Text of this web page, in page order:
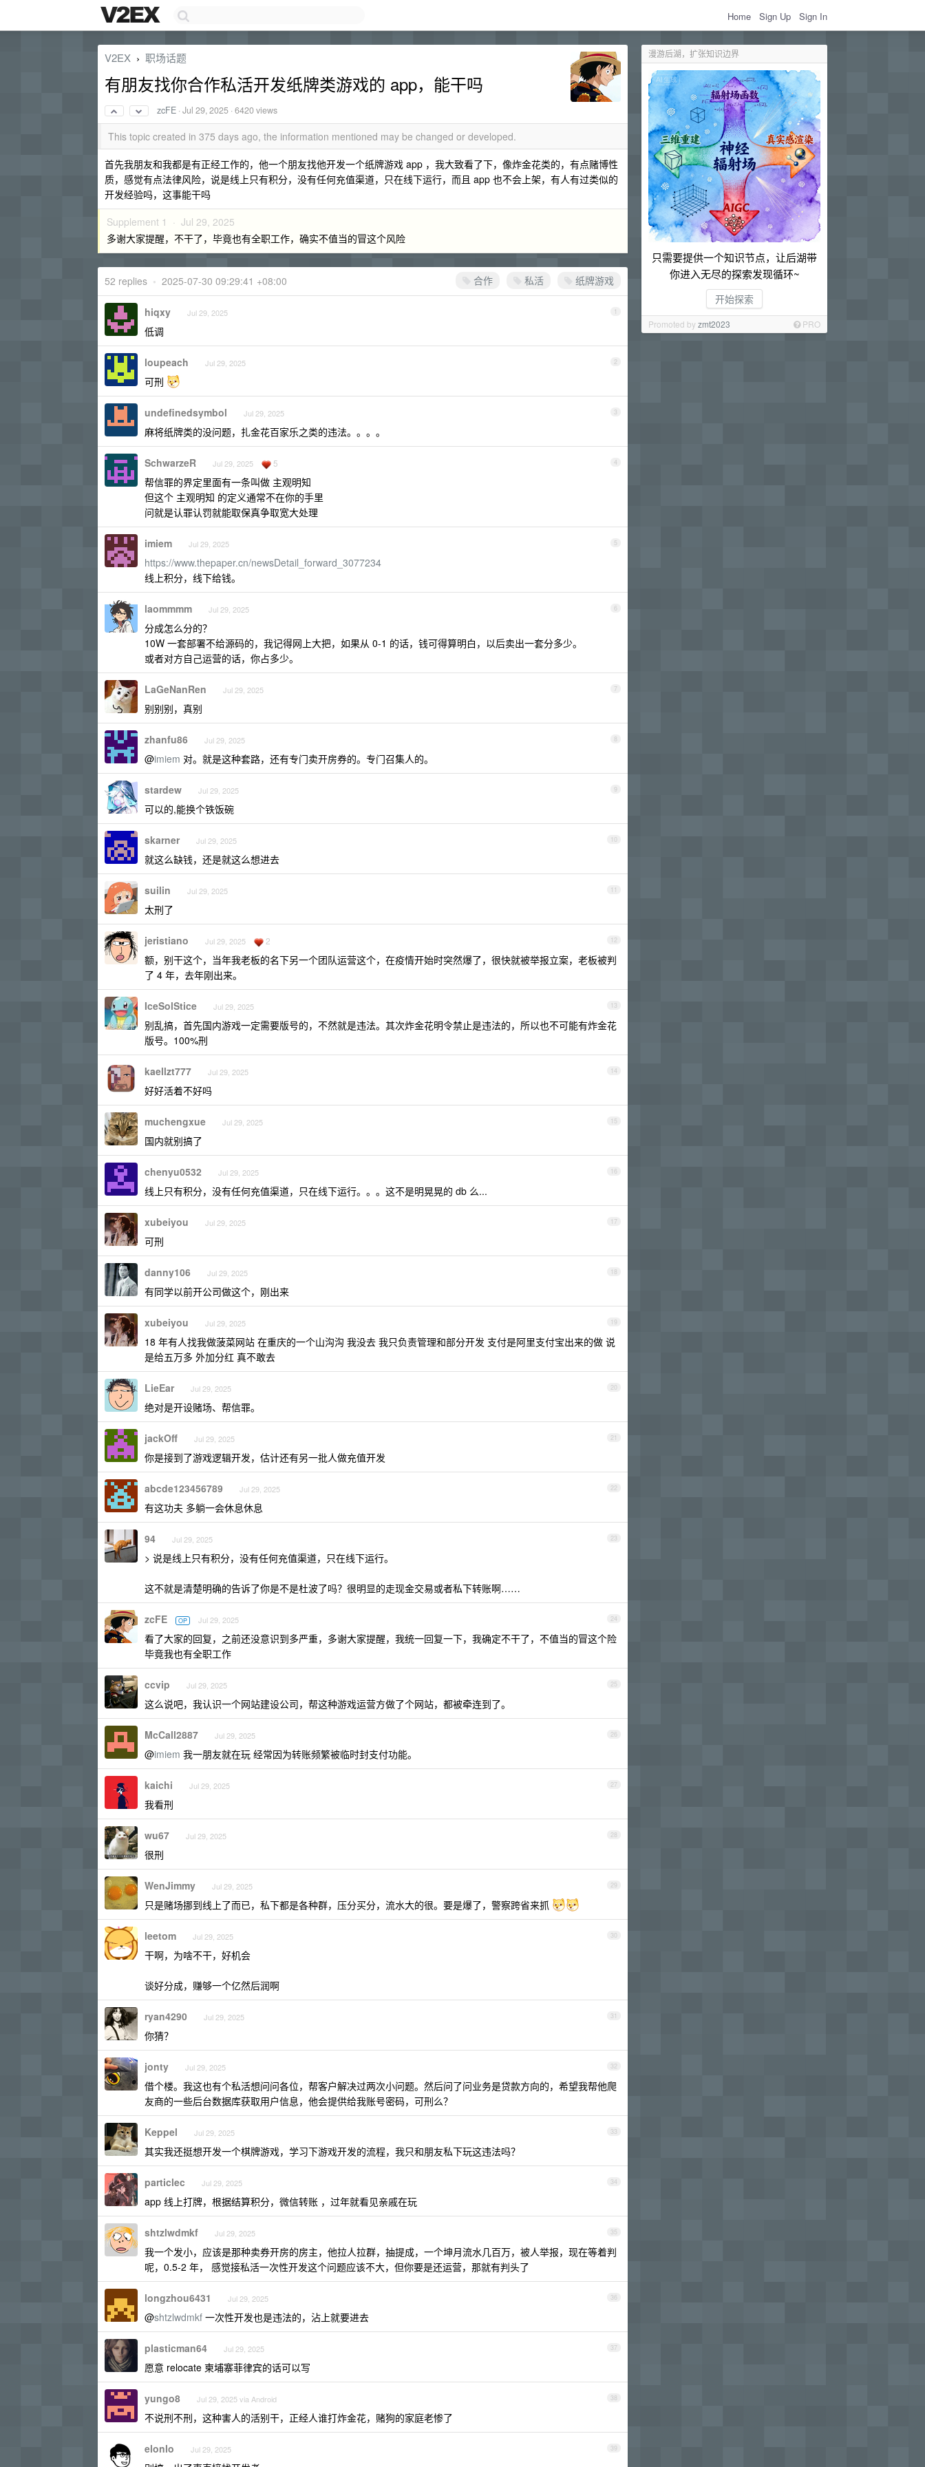
Home Sign Up Sign In
漫游后湖，扩张知识边界
只需要提供一个知识节点，让后湖带
你进入无尽的探索发现循环~
开始探索
Promoted byzmt2023 PRO
V2EX › 职场话题
有朋友找你合作私活开发纸牌类游戏的 app，能干吗
zcFE ·Jul 29, 2025 · 6420 views
This topic created in 375 days ago, the information mentioned may be changed or developed.
首先我朋友和我都是有正经工作的，他一个朋友找他开发一个纸牌游戏 app ，我大致看了下，像炸金花类的，有点赌博性
质，感觉有点法律风险，说是线上只有积分，没有任何充值渠道，只在线下运行，而且 app 也不会上架，有人有过类似的
开发经验吗，这事能干吗
Supplement 1 · Jul 29, 2025
多谢大家提醒，不干了，毕竟也有全职工作，确实不值当的冒这个风险
合作 私活 纸牌游戏
52 replies • 2025-07-30 09:29:41 +08:00
1
hiqxy Jul 29, 2025
低调
2
loupeach Jul 29, 2025
可刑
3
undefinedsymbol Jul 29, 2025
麻将纸牌类的没问题，扎金花百家乐之类的违法。。。。
4
SchwarzeR Jul 29, 2025 5
帮信罪的界定里面有一条叫做 主观明知
但这个 主观明知 的定义通常不在你的手里
问就是认罪认罚就能取保真争取宽大处理
5
imiem Jul 29, 2025
https://www.thepaper.cn/newsDetail_forward_3077234
线上积分，线下给钱。
6
laommmm Jul 29, 2025
分成怎么分的？
10W 一套部署不给源码的，我记得网上大把，如果从 0-1 的话，钱可得算明白，以后卖出一套分多少。
或者对方自己运营的话，你占多少。
7
LaGeNanRen Jul 29, 2025
别别别，真别
8
zhanfu86 Jul 29, 2025
@imiem 对。就是这种套路，还有专门卖开房券的。专门召集人的。
9
stardew Jul 29, 2025
可以的,能换个铁饭碗
10
skarner Jul 29, 2025
就这么缺钱，还是就这么想进去
11
suilin Jul 29, 2025
太刑了
12
jeristiano Jul 29, 2025 2
额，别干这个，当年我老板的名下另一个团队运营这个，在疫情开始时突然爆了，很快就被举报立案，老板被判
了 4 年，去年刚出来。
13
IceSolStice Jul 29, 2025
别乱搞，首先国内游戏一定需要版号的，不然就是违法。其次炸金花明令禁止是违法的，所以也不可能有炸金花
版号。100%刑
14
kaellzt777 Jul 29, 2025
好好活着不好吗
15
muchengxue Jul 29, 2025
国内就别搞了
16
chenyu0532 Jul 29, 2025
线上只有积分，没有任何充值渠道，只在线下运行。。。这不是明晃晃的 db 么...
17
xubeiyou Jul 29, 2025
可刑
18
danny106 Jul 29, 2025
有同学以前开公司做这个，刚出来
19
xubeiyou Jul 29, 2025
18 年有人找我做菠菜网站 在重庆的一个山沟沟 我没去 我只负责管理和部分开发 支付是阿里支付宝出来的做 说
是给五万多 外加分红 真不敢去
20
LieEar Jul 29, 2025
绝对是开设赌场、帮信罪。
21
jackOff Jul 29, 2025
你是接到了游戏逻辑开发，估计还有另一批人做充值开发
22
abcde123456789 Jul 29, 2025
有这功夫 多躺一会休息休息
23
94 Jul 29, 2025
> 说是线上只有积分，没有任何充值渠道，只在线下运行。
这不就是清楚明确的告诉了你是不是杜波了吗？很明显的走现金交易或者私下转账啊……
24
zcFE OP Jul 29, 2025
看了大家的回复，之前还没意识到多严重，多谢大家提醒，我统一回复一下，我确定不干了，不值当的冒这个险
毕竟我也有全职工作
25
ccvip Jul 29, 2025
这么说吧，我认识一个网站建设公司，帮这种游戏运营方做了个网站，都被牵连到了。
26
McCall2887 Jul 29, 2025
@imiem 我一朋友就在玩 经常因为转账频繁被临时封支付功能。
27
kaichi Jul 29, 2025
我看刑
28
wu67 Jul 29, 2025
很刑
29
WenJimmy Jul 29, 2025
只是赌场挪到线上了而已，私下都是各种群，压分买分，流水大的很。要是爆了，警察跨省来抓
30
leetom Jul 29, 2025
干啊，为啥不干，好机会
谈好分成，赚够一个亿然后润啊
31
ryan4290 Jul 29, 2025
你猜？
32
jonty Jul 29, 2025
借个楼。我这也有个私活想问问各位，帮客户解决过两次小问题。然后问了问业务是贷款方向的，希望我帮他爬
友商的一些后台数据库获取用户信息，他会提供给我账号密码，可刑么？
33
Keppel Jul 29, 2025
其实我还挺想开发一个棋牌游戏，学习下游戏开发的流程，我只和朋友私下玩这违法吗？
34
particlec Jul 29, 2025
app 线上打牌，根据结算积分，微信转账 ，过年就看见亲戚在玩
35
shtzlwdmkf Jul 29, 2025
我一个发小，应该是那种卖券开房的房主，他拉人拉群，抽提成，一个坤月流水几百万，被人举报，现在等着判
呢，0.5-2 年， 感觉接私活一次性开发这个问题应该不大，但你要是还运营，那就有判头了
36
longzhou6431 Jul 29, 2025
@shtzlwdmkf 一次性开发也是违法的，沾上就要进去
37
plasticman64 Jul 29, 2025
愿意 relocate 柬埔寨菲律宾的话可以写
38
yungo8 Jul 29, 2025 via Android
不说刑不刑，这种害人的活别干，正经人谁打炸金花，赌狗的家庭老惨了
39
elonlo Jul 29, 2025